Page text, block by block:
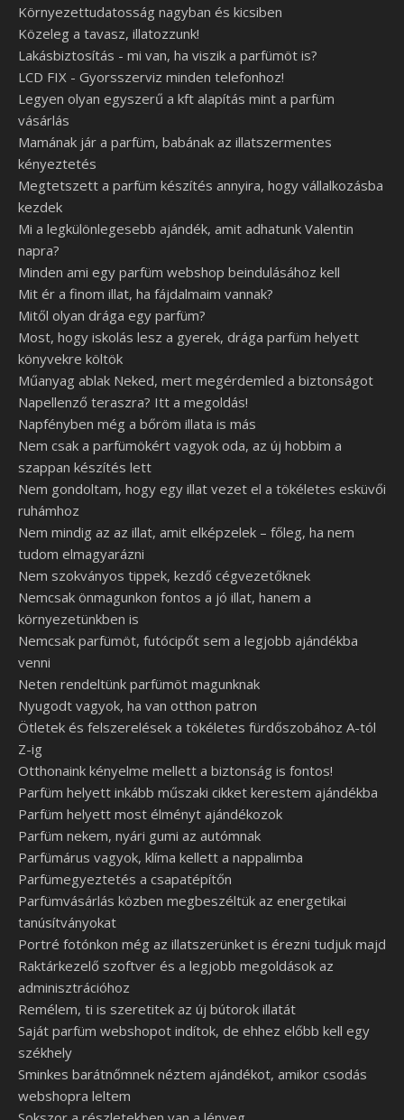
Környezettudatosság nagyban és kicsiben
Közeleg a tavasz, illatozzunk!
Lakásbiztosítás - mi van, ha viszik a parfümöt is?
LCD FIX - Gyorsszerviz minden telefonhoz!
Legyen olyan egyszerű a kft alapítás mint a parfüm
vásárlás
Mamának jár a parfüm, babának az illatszermentes
kényeztetés
Megtetszett a parfüm készítés annyira, hogy vállalkozásba
kezdek
Mi a legkülönlegesebb ajándék, amit adhatunk Valentin
napra?
Minden ami egy parfüm webshop beindulásához kell
Mit ér a finom illat, ha fájdalmaim vannak?
Mitől olyan drága egy parfüm?
Most, hogy iskolás lesz a gyerek, drága parfüm helyett
könyvekre költök
Műanyag ablak Neked, mert megérdemled a biztonságot
Napellenző teraszra? Itt a megoldás!
Napfényben még a bőröm illata is más
Nem csak a parfümökért vagyok oda, az új hobbim a
szappan készítés lett
Nem gondoltam, hogy egy illat vezet el a tökéletes esküvői
ruhámhoz
Nem mindig az az illat, amit elképzelek – főleg, ha nem
tudom elmagyarázni
Nem szokványos tippek, kezdő cégvezetőknek
Nemcsak önmagunkon fontos a jó illat, hanem a
környezetünkben is
Nemcsak parfümöt, futócipőt sem a legjobb ajándékba
venni
Neten rendeltünk parfümöt magunknak
Nyugodt vagyok, ha van otthon patron
Ötletek és felszerelések a tökéletes fürdőszobához A-tól
Z-ig
Otthonaink kényelme mellett a biztonság is fontos!
Parfüm helyett inkább műszaki cikket kerestem ajándékba
Parfüm helyett most élményt ajándékozok
Parfüm nekem, nyári gumi az autómnak
Parfümárus vagyok, klíma kellett a nappalimba
Parfümegyeztetés a csapatépítőn
Parfümvásárlás közben megbeszéltük az energetikai
tanúsítványokat
Portré fotónkon még az illatszerünket is érezni tudjuk majd
Raktárkezelő szoftver és a legjobb megoldások az
adminisztrációhoz
Remélem, ti is szeretitek az új bútorok illatát
Saját parfüm webshopot indítok, de ehhez előbb kell egy
székhely
Sminkes barátnőmnek néztem ajándékot, amikor csodás
webshopra leltem